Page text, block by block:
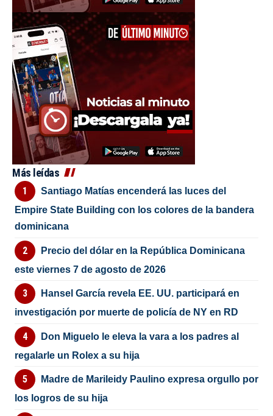
Más leídas
Santiago Matías encenderá las luces del
Empire State Building con los colores de la bandera
dominicana
Precio del dólar en la República Dominicana
este viernes 7 de agosto de 2026
Hansel García revela EE. UU. participará en
investigación por muerte de policía de NY en RD
Don Miguelo le eleva la vara a los padres al
regalarle un Rolex a su hija
Madre de Marileidy Paulino expresa orgullo por
los logros de su hija